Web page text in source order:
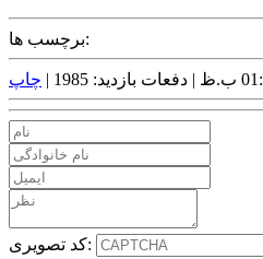
برچسب ها:
دفعات بازدید: 1985 | چاپ
کد تصویری: